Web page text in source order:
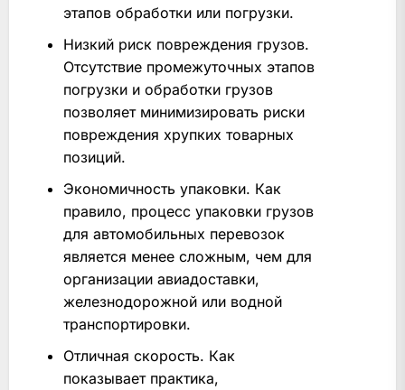
этапов обработки или погрузки.
Низкий риск повреждения грузов.
Отсутствие промежуточных этапов
погрузки и обработки грузов
позволяет минимизировать риски
повреждения хрупких товарных
позиций.
Экономичность упаковки. Как
правило, процесс упаковки грузов
для автомобильных перевозок
является менее сложным, чем для
организации авиадоставки,
железнодорожной или водной
транспортировки.
Отличная скорость. Как
показывает практика,